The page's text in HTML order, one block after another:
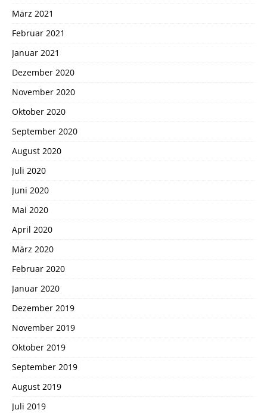
März 2021
Februar 2021
Januar 2021
Dezember 2020
November 2020
Oktober 2020
September 2020
August 2020
Juli 2020
Juni 2020
Mai 2020
April 2020
März 2020
Februar 2020
Januar 2020
Dezember 2019
November 2019
Oktober 2019
September 2019
August 2019
Juli 2019